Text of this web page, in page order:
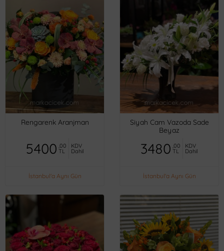
Rengarenk Aranjman
5400 ,00
TL
KDV
Dahil
İstanbul'a Aynı Gün
Siyah Cam Vazoda Sade
Beyaz
3480 ,00
TL
KDV
Dahil
İstanbul'a Aynı Gün